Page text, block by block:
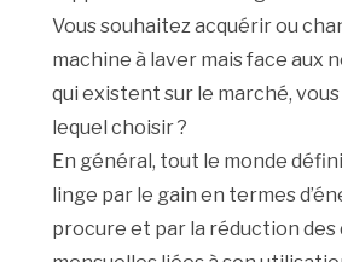
Vous souhaitez acquérir ou
machine à laver mais face aux
qui existent sur le marché,
lequel choisir ?
En général, tout le monde
linge par le gain en termes
procure et par la réduction des